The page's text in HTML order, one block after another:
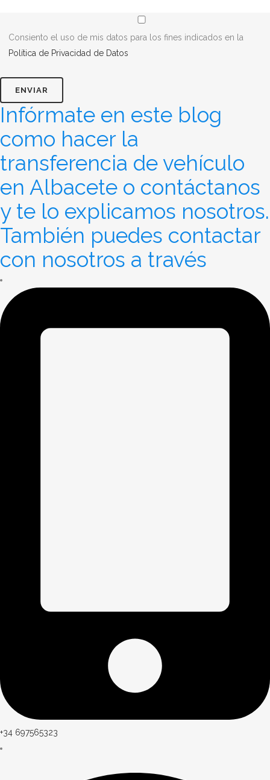
Consiento el uso de mis datos para los fines indicados en la
Política de Privacidad de Datos
Infórmate en este blog
como hacer la
transferencia de vehículo
en Albacete o contáctanos
y te lo explicamos nosotros.
También puedes contactar
con nosotros a través
+34 697565323